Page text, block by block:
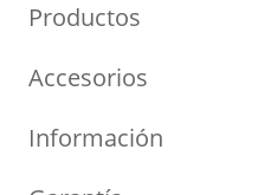
Productos
Turbos por Marca
Cartuchos
Accesorios
Geometrías
Información